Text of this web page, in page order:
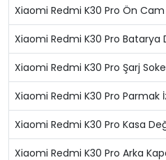
Xiaomi Redmi K30 Pro Ön
Xiaomi Redmi K30 Pro Batarya
Xiaomi Redmi K30 Pro Şarj
Xiaomi Redmi K30 Pro Parmak
Xiaomi Redmi K30 Pro Kasa
Xiaomi Redmi K30 Pro Arka